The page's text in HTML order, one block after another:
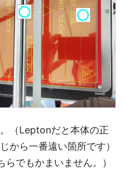
（Leptonだと本体の正
から一番遠い箇所です）
でもかまいません。）